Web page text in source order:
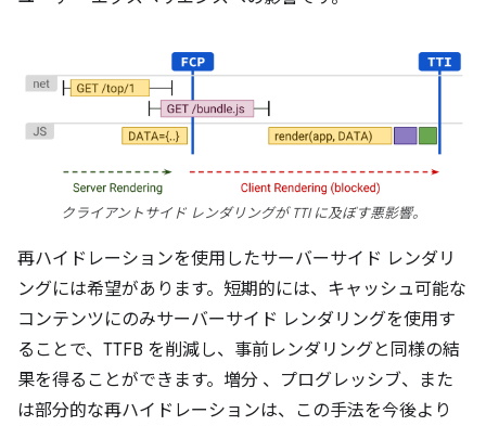
クライアントサイド レンダリングが TTI に及ぼす悪影響。
再ハイドレーションを使用したサーバーサイド レンダリ
ングには希望があります。短期的には、キャッシュ可能な
コンテンツにのみサーバーサイド レンダリングを使用す
ることで、TTFB を削減し、事前レンダリングと同様の結
果を得ることができます。増分 、プログレッシブ、また
は部分的な再ハイドレーションは、この手法を今後より